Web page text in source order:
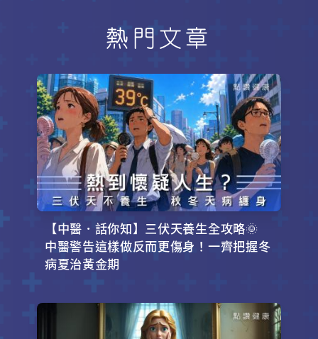
熱門文章
【中醫．話你知】三伏天養生全攻略🌞
中醫警告這樣做反而更傷身！一齊把握冬
病夏治黃金期